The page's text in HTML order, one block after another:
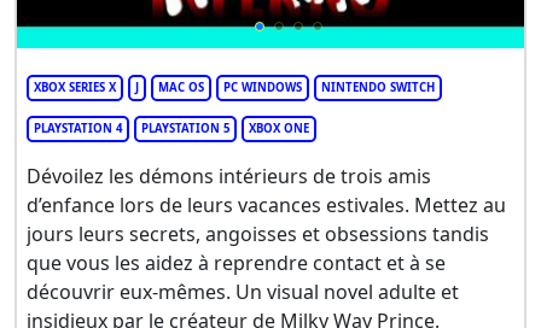
XBOX SERIES X J MAC OS PC WINDOWS NINTENDO SWITCH
PLAYSTATION 4 PLAYSTATION 5 XBOX ONE
Dévoilez les démons intérieurs de trois amis
d’enfance lors de leurs vacances estivales. Mettez au
jours leurs secrets, angoisses et obsessions tandis
que vous les aidez à reprendre contact et à se
découvrir eux-mêmes. Un visual novel adulte et
insidieux par le créateur de Milky Way Prince.